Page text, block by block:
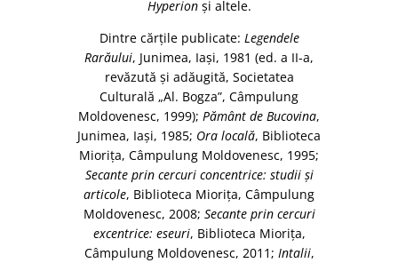
Hyperionși altele.
Dintre cărțile publicate: Legendele
Rarăului, Junimea, Iași, 1981 (ed. a II-a,
revăzută și adăugită, Societatea
Culturală „Al. Bogza”, Câmpulung
Moldovenesc, 1999); Pământ de Bucovina,
Junimea, Iași, 1985; Ora locală, Biblioteca
Miorița, Câmpulung Moldovenesc, 1995;
Secante prin cercuri concentrice: studii și
articole, Biblioteca Miorița, Câmpulung
Moldovenesc, 2008; Secante prin cercuri
excentrice: eseuri, Biblioteca Miorița,
Câmpulung Moldovenesc, 2011; Intalii,